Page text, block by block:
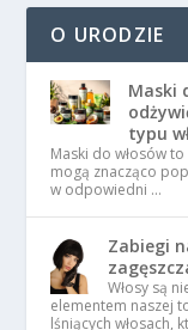
O URODZIE
Maski
typu
Maski do włosów
mogą znacząco
w odpowiedni …
Zabiegi
Włosy są
elementem naszej
lśniących włosach,